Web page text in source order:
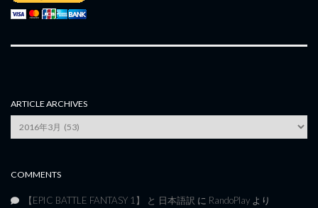
ARTICLE ARCHIVES
Archives
COMMENTS
【EPIC BATTLE FANTASY 1】 と 日本語訳 に RandoPlay より